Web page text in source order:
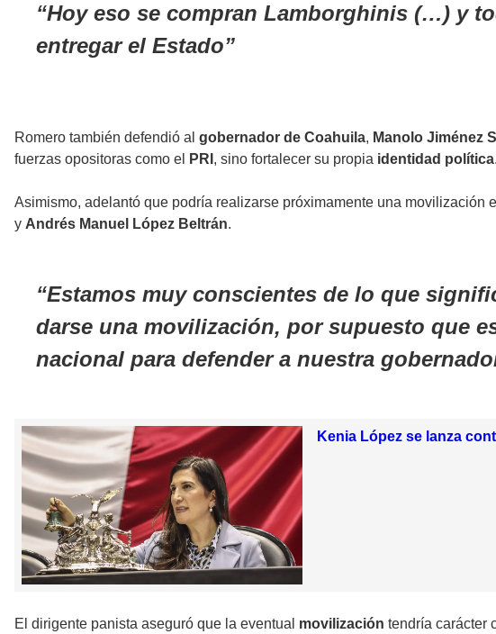
Hoy eso se compran Lamborghinis (…) y
entregar el Estado
Romero también defendió al gobernador de Coahuila, Manolo Jiménez
fuerzas opositoras como el
PRI , sino fortalecer su propia identidad política.
Asimismo, adelantó que podría realizarse próximamente una movilización
y Andrés Manuel López Beltrán.
Estamos muy conscientes de lo que
darse una movilización, por supuesto que
nacional para defender a nuestra
Kenia López se lanza
El dirigente panista aseguró que la eventual movilización tendría carácter